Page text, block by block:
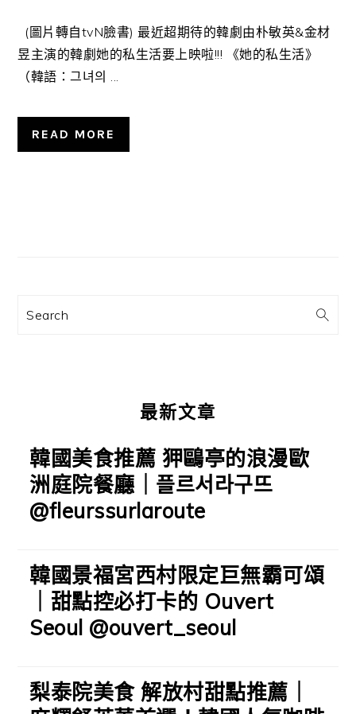
(圖片轉自tvN臉書) 最近超期待的韓劇由朴敏英&金材
昱主演的韓劇她的私生活要上映啦!!! 《她的私生活》
（韓語：그녀의 ...
READ MORE
訊
Search
最新文章
韓國美食推薦 狎鷗亭的浪漫歐
洲庭院餐廳｜플르서라구뜨
@fleurssurlaroute
韓國景福宮西村限定巨無霸可頌
｜甜點控必打卡的 Ouvert
Seoul @ouvert_seoul
梨泰院美食 解放村甜點推薦｜